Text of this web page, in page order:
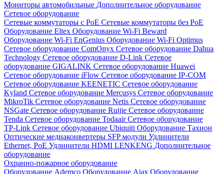
Мониторы автомобильные Дополнительное оборудование
Сетевое оборудование
Сетевые коммутаторы с РоЕ Сетевые коммутаторы без РоЕ
Оборудование Eltex Оборудование Wi-Fi Beward
Оборудование Wi-Fi EnGenius Оборудование Wi-Fi Optimus
Сетевое оборудование ComOnyx Сетевое оборудование Dahua
Technology Сетевое оборудование D-Link Сетевое
оборудование GIGALINK Сетевое оборудование Huawei
Сетевое оборудование iFlow Сетевое оборудование IP-COM
Сетевое оборудование KEENETIC Сетевое оборудование
Kyland Сетевое оборудование Mercusys Сетевое оборудование
MikroTik Сетевое оборудование Netis Сетевое оборудование
NSGate Сетевое оборудование Ruijie Сетевое оборудование
Tenda Сетевое оборудование TodaairСетевое оборудование
TP-Link Сетевое оборудование Ubiquiti Оборудование Тахион
Оптические медиаконвертеры SFP модули Удлинители
Ethernet, PoE Удлинители HDMI LENKENG Дополнительное
оборудование
Охранно-пожарное оборудование
Оборудование Ademco Оборудование Ajax Оборудование